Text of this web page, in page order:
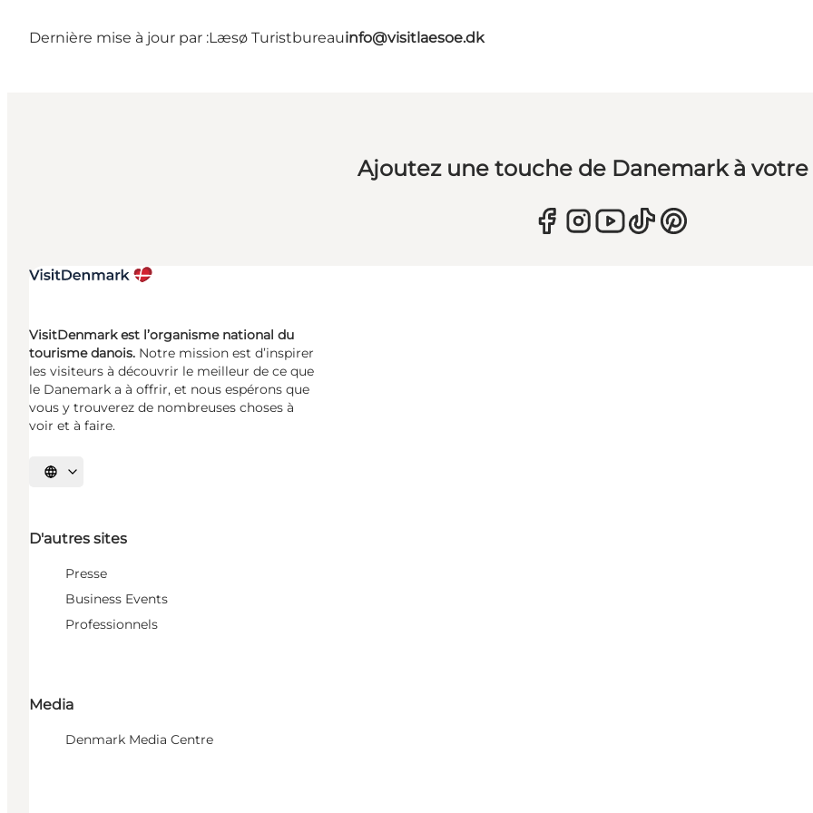
Dernière mise à jour par :Læsø Turistbureauinfo@visitlaesoe.dk
Ajoutez une touche de Danemark à
VisitDenmark est l’organisme national du
tourisme danois. Notre mission est d’inspirer
les visiteurs à découvrir le meilleur de ce que
le Danemark a à offrir, et nous espérons que
vous y trouverez de nombreuses choses à
voir et à faire.
Choisissez la langue
D'autres sites
Presse
Business Events
Professionnels
Media
Denmark Media Centre